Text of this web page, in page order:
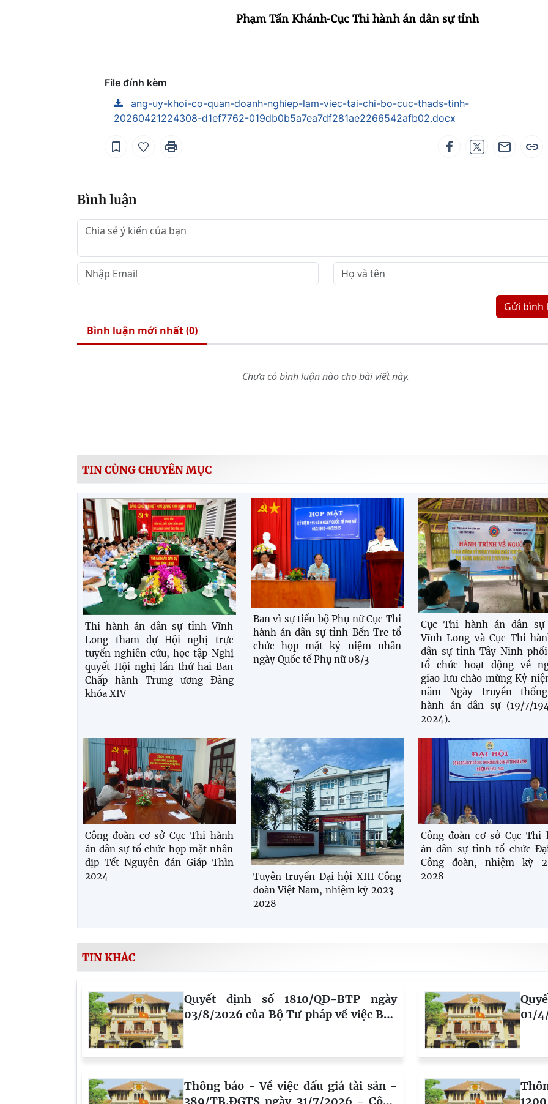
Phạm Tấn Khánh-Cục Thi hành án dân sự tỉnh
File đính kèm
ang-uy-khoi-co-quan-doanh-nghiep-lam-viec-tai-chi-bo-cuc-thads-tinh-
20260421224308-d1ef7762-019db0b5a7ea7df281ae2266542afb02.docx
Bình luận
Gửi bình
Bình luận mới nhất (0)
Chưa có bình luận nào cho bài viết này.
TIN CÙNG CHUYÊN MỤC
Thi hành án dân sự tỉnh Vĩnh
Long tham dự Hội nghị trực
tuyến nghiên cứu, học tập Nghị
quyết Hội nghị lần thứ hai Ban
Chấp hành Trung ương Đảng
khóa XIV
Ban vì sự tiến bộ Phụ nữ Cục Thi
hành án dân sự tỉnh Bến Tre tổ
chức họp mặt kỷ niệm nhân
ngày Quốc tế Phụ nữ 08/3
Cục Thi hành án dân
Vĩnh Long và Cục Thi
dân sự tỉnh Tây Ninh
tổ chức hoạt động về
giao lưu chào mừng Kỷ
năm Ngày truyền
hành án dân sự (19/7/
2024).
Công đoàn cơ sở Cục Thi hành
án dân sự tổ chức họp mặt nhân
dịp Tết Nguyên đán Giáp Thìn
2024
Tuyên truyền Đại hội XIII Công
đoàn Việt Nam, nhiệm kỳ 2023 -
2028
Công đoàn cơ sở Cục Thi
án dân sự tỉnh tổ chức
Công đoàn, nhiệm kỳ
2028
TIN KHÁC
Quyết định số 1810/QĐ-BTP ngày
03/8/2026 của Bộ Tư pháp về việc Ban
án
01/
quý
Thông báo - Về việc đấu giá tài sản -